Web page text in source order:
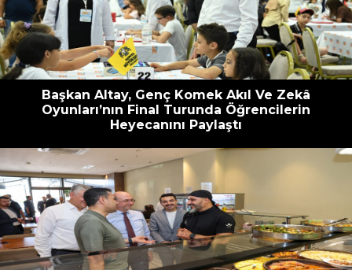
escort
havalimanı
transfer
oyna
bahis
siteleri
Başkan Altay, Genç Komek Akıl Ve Zekâ
Oyunları’nın Final Turunda Öğrencilerin
Heyecanını Paylaştı